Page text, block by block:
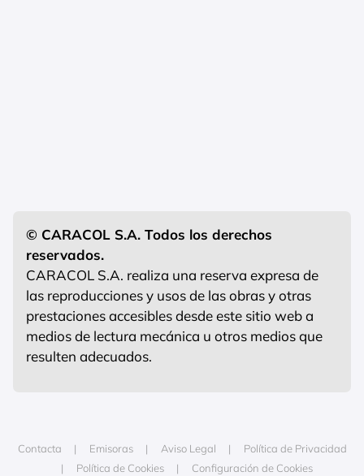
© CARACOL S.A. Todos los derechos
reservados.
CARACOL S.A. realiza una reserva expresa de
las reproducciones y usos de las obras y otras
prestaciones accesibles desde este sitio web a
medios de lectura mecánica u otros medios que
resulten adecuados.
Contacta Emisoras Aviso Legal
Política de Privacidad
Política de Cookies
Configuración de Cookies